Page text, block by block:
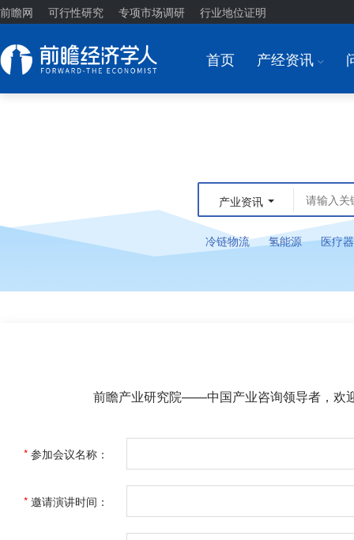
前瞻网 可行性研究 专项市场调研 行业地位证明
首页 产经资讯 I
产业资讯
冷链物流 氢能源 医疗
前瞻产业研究院——中国产业咨询领导者，欢
* 参加会议名称：
* 邀请演讲时间：